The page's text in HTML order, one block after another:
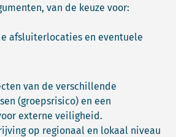
van de keuze voor:
afsluiterlocaties en eventuele
van de verschillende
(groepsrisico) en een
externe veiligheid.
op regionaal en lokaal niveau